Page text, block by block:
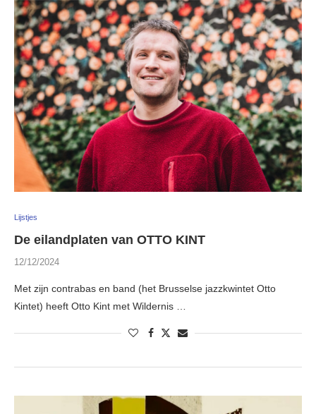
Lijstjes
De eilandplaten van OTTO KINT
12/12/2024
Met zijn contrabas en band (het Brusselse jazzkwintet Otto
Kintet) heeft Otto Kint met Wildernis …